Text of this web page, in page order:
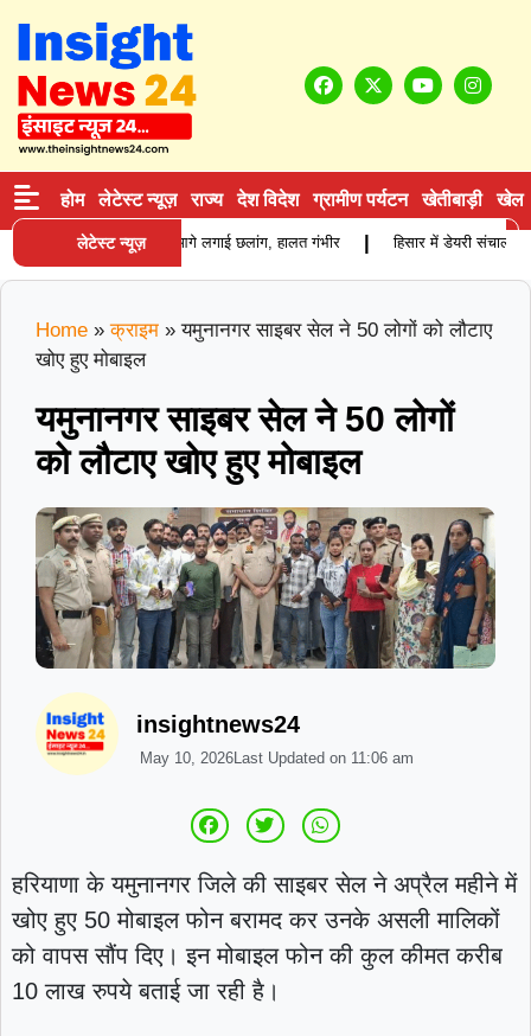
होम लेटेस्ट न्यूज़ राज्य देश विदेश ग्रामीण पर्यटन खेतीबाड़ी खेल
लेटेस्ट न्यूज़
के बाद युवक ने ट्रक के आगे लगाई छलांग, हालत गंभीर हिसार में डेयरी संचालक
Home » क्राइम »यमुनानगर साइबर सेल ने 50 लोगों को लौटाए
खोए हुए मोबाइल
यमुनानगर साइबर सेल ने 50 लोगों
को लौटाए खोए हुए मोबाइल
insightnews24
May 10, 2026Last Updated on 11:06 am
हरियाणा के यमुनानगर जिले की साइबर सेल ने अप्रैल महीने में
खोए हुए 50 मोबाइल फोन बरामद कर उनके असली मालिकों
को वापस सौंप दिए। इन मोबाइल फोन की कुल कीमत करीब
10 लाख रुपये बताई जा रही है।